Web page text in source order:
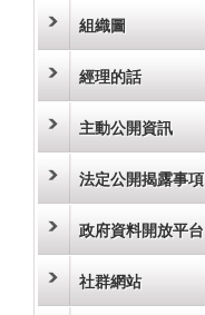
組織圖
經理的話
主動公開資訊
法定公開揭露事項
政府資料開放平台
社群網站